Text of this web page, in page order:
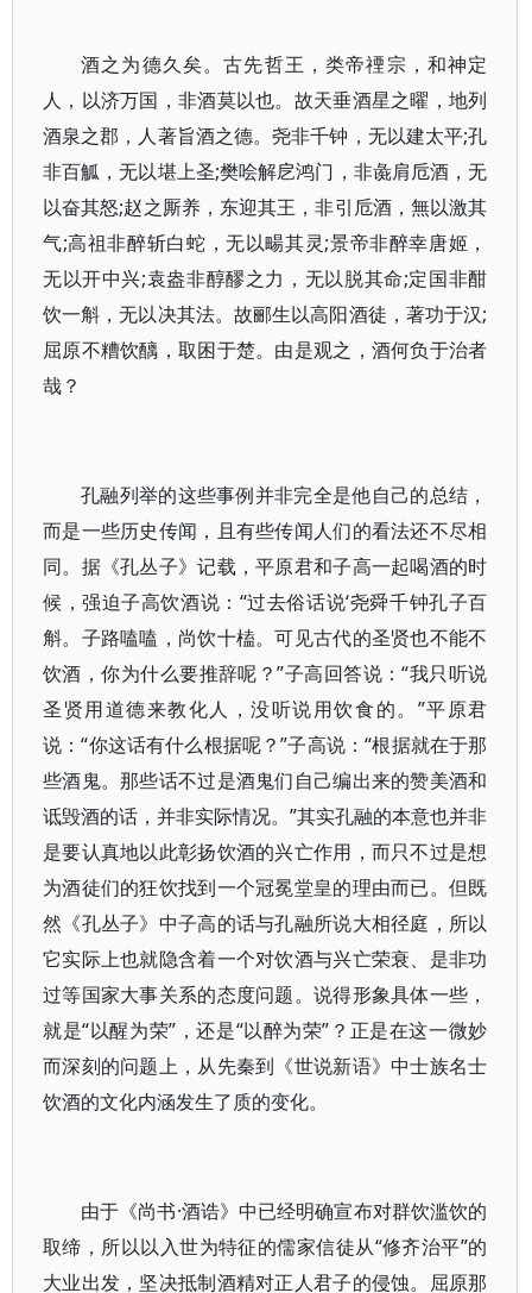
酒之为德久矣。古先哲王，类帝禋宗，和神定
人，以济万国，非酒莫以也。故天垂酒星之曜，地列
酒泉之郡，人著旨酒之德。尧非千钟，无以建太平;孔
非百觚，无以堪上圣;樊哙解戹鸿门，非彘肩卮酒，无
以奋其怒;赵之厮养，东迎其王，非引卮酒，無以激其
气;高祖非醉斩白蛇，无以畼其灵;景帝非醉幸唐姬，
无以开中兴;袁盎非醇醪之力，无以脱其命;定国非酣
饮一斛，无以决其法。故郦生以高阳酒徒，著功于汉;
屈原不糟饮醨，取困于楚。由是观之，酒何负于治者
哉？
孔融列举的这些事例并非完全是他自己的总结，
而是一些历史传闻，且有些传闻人们的看法还不尽相
同。据《孔丛子》记载，平原君和子高一起喝酒的时
候，强迫子高饮酒说：“过去俗话说‘尧舜千钟孔子百
斛。子路嗑嗑，尚饮十榼。可见古代的圣贤也不能不
饮酒，你为什么要推辞呢？”子高回答说：“我只听说
圣贤用道德来教化人，没听说用饮食的。”平原君
说：“你这话有什么根据呢？”子高说：“根据就在于那
些酒鬼。那些话不过是酒鬼们自己编出来的赞美酒和
诋毁酒的话，并非实际情况。”其实孔融的本意也并非
是要认真地以此彰扬饮酒的兴亡作用，而只不过是想
为酒徒们的狂饮找到一个冠冕堂皇的理由而已。但既
然《孔丛子》中子高的话与孔融所说大相径庭，所以
它实际上也就隐含着一个对饮酒与兴亡荣衰、是非功
过等国家大事关系的态度问题。说得形象具体一些，
就是“以醒为荣”，还是“以醉为荣”？正是在这一微妙
而深刻的问题上，从先秦到《世说新语》中士族名士
饮酒的文化内涵发生了质的变化。
由于《尚书·酒诰》中已经明确宣布对群饮滥饮的
取缔，所以以入世为特征的儒家信徒从“修齐治平”的
大业出发，坚决抵制酒精对正人君子的侵蚀。屈原那